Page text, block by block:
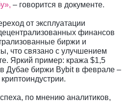
– говорится в документе.
от эксплуатации
финансов
биржи и
что связано с улучшением
Яркий пример: кража $1,5
Дубае биржи Bybit в феврале –
по мнению аналитиков,